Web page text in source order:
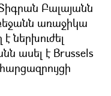
Բալայանն
առաջիկա
ներխուժել
ասել է Brussels